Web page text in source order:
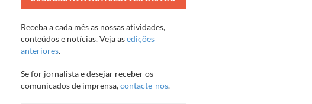
Receba a cada mês as nossas atividades,
conteúdos e notícias. Veja asedições
anteriores.
Se for jornalista e desejar receber os
comunicados de imprensa,contacte-nos.